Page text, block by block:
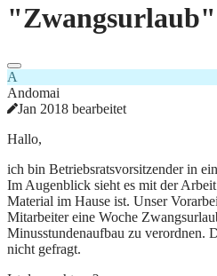
"Zwangsurlaub"
A
Andomai
Jan 2018 bearbeitet
Hallo,
ich bin Betriebsratsvorsitzender in
Im Augenblick sieht es mit der
Material im Hause ist. Unser
Mitarbeiter eine Woche
Minusstundenaufbau zu verordnen.
nicht gefragt.